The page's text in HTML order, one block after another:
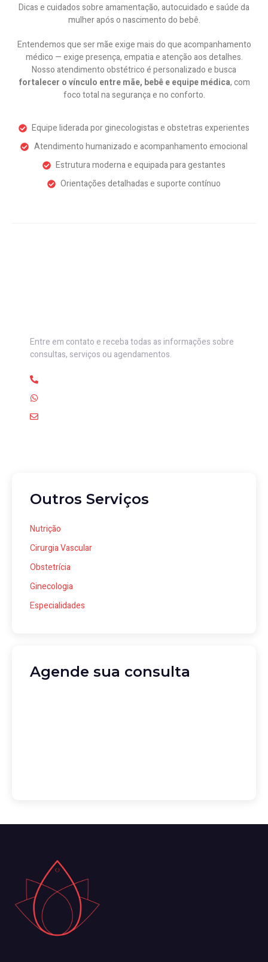
Dicas e cuidados sobre amamentação, autocuidado e saúde da
mulher após o nascimento do bebê.
Entendemos que ser mãe exige mais do que acompanhamento
médico — exige presença, empatia e atenção aos detalhes.
Nosso atendimento obstétrico é personalizado e busca
fortalecer o vínculo entre mãe, bebê e equipe médica, com
foco total na segurança e no conforto.
Equipe liderada por ginecologistas e obstetras experientes
Atendimento humanizado e acompanhamento emocional
Estrutura moderna e equipada para gestantes
Orientações detalhadas e suporte contínuo
Entre em contato e receba todas as informações sobre
consultas, serviços ou agendamentos.
Outros Serviços
Nutrição
Cirurgia Vascular
Obstetrícia
Ginecologia
Especialidades
Agende sua consulta